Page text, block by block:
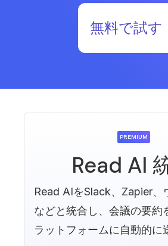
無料で試す
PREMIUM
Read AI
Read AIをSlack、Zapier、
などと統合し、会議の要約
ラットフォームに自動的に